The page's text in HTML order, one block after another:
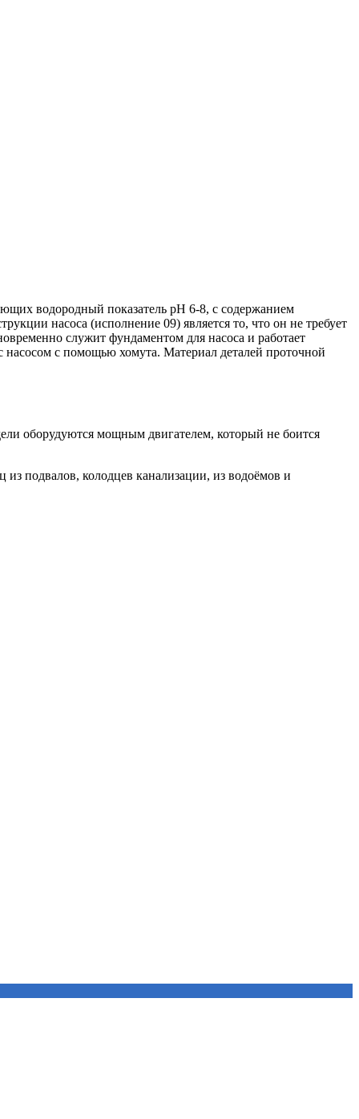
водородный показатель рН 6-8, с содержанием
насоса (исполнение 09) является то, что он не требует
служит фундаментом для насоса и работает
с помощью хомута. Материал деталей проточной
оборудуются мощным двигателем, который не боится
подвалов, колодцев канализации, из водоёмов и